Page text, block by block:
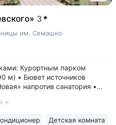
3
им. Семашко
Курортным парком
м) • Бювет источников
напротив санатория •
«меню—заказ». 7 видов
Детская комната